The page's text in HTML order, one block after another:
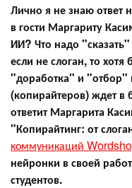
Лично я не знаю ответ
в гости Маргариту
ИИ? Что надо
если не слоган, то
"доработка" и "отбор"
(копирайтеров) ждет в
ответит Маргарита
"Копирайтинг: от
коммуникаций
нейронки в своей
студентов.